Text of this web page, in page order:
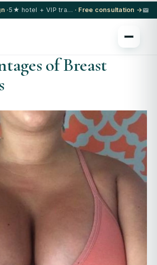
· 5★ hotel + VIP transfer on select procedures · Free consultation →
of Breast